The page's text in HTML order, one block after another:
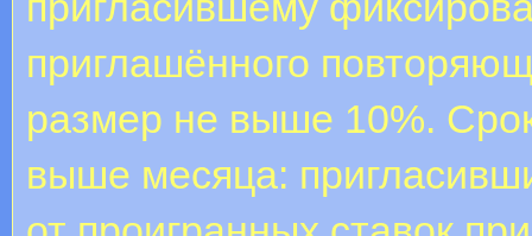
приглашённого
размер не выше 10%.
выше месяца: